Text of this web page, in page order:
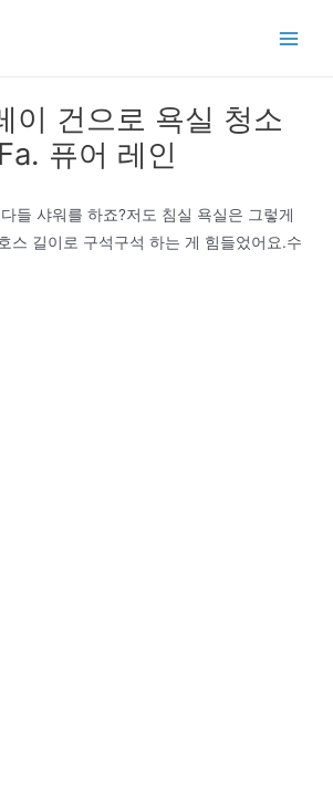
이 건으로 욕실 청소
퓨어 레인
들 샤워를 하죠?저도 침실 욕실은 그렇게
스 길이로 구석구석 하는 게 힘들었어요.수